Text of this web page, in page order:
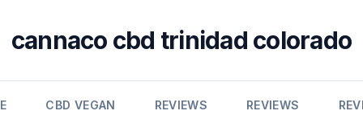
cannaco cbd trinidad colorado
CBD VEGAN REVIEWS REVIEWS